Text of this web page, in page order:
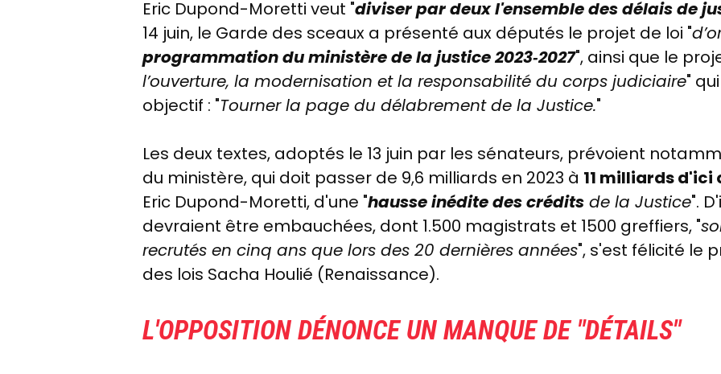
Eric Dupond-Moretti veut "diviser par deux l'ensemble des délais de
14 juin, le Garde des sceaux a présenté aux députés le projet de loi "
programmation du ministère de la justice 2023‑2027", ainsi que le
l’ouverture, la modernisation et la responsabilité du corps judiciaire"
objectif : "Tourner la page du délabrement de la Justice."
Les deux textes, adoptés le 13 juin par les sénateurs, prévoient
du ministère, qui doit passer de 9,6 milliards en 2023 à 11 milliards d'ici
Eric Dupond-Moretti, d'une "hausse inédite des crédits de la Justice".
devraient être embauchées, dont 1.500 magistrats et 1500 greffiers, "
recrutés en cinq ans que lors des 20 dernières années", s'est félicité le
des lois Sacha Houlié (Renaissance).
L'OPPOSITION DÉNONCE UN MANQUE DE "DÉTAILS"